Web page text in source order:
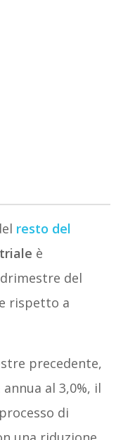
resto del
è
del
rispetto a
precedente,
al 3,0%, il
di